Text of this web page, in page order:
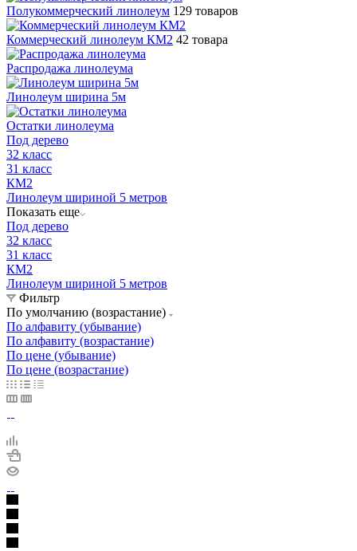
Полукоммерческий линолеум 129 товаров
Коммерческий линолеум КМ2 42 товара
Распродажа линолеума
Линолеум ширина 5м
Остатки линолеума
Под дерево
32 класс
31 класс
КМ2
Линолеум шириной 5 метров
Показать еще
Под дерево
32 класс
31 класс
КМ2
Линолеум шириной 5 метров
Фильтр
По умолчанию (возрастание)
По алфавиту (убывание)
По алфавиту (возрастание)
По цене (убывание)
По цене (возрастание)